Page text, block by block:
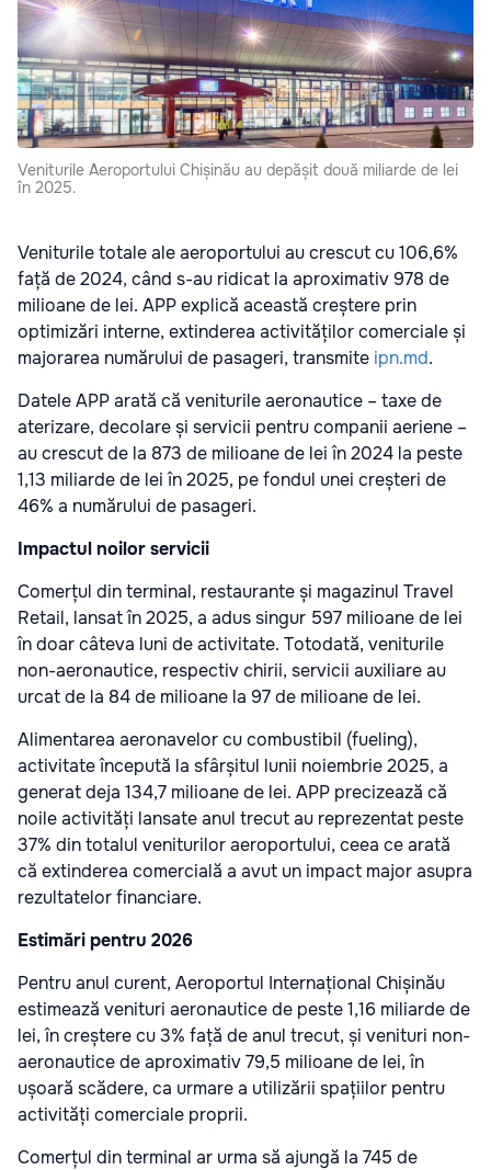
Veniturile Aeroportului Chișinău au depășit două miliarde de lei
în 2025.
Veniturile totale ale aeroportului au crescut cu 106,6%
față de 2024, când s-au ridicat la aproximativ 978 de
milioane de lei. APP explică această creștere prin
optimizări interne, extinderea activităților comerciale și
majorarea numărului de pasageri, transmite ipn.md.
Datele APP arată că veniturile aeronautice – taxe de
aterizare, decolare și servicii pentru companii aeriene –
au crescut de la 873 de milioane de lei în 2024 la peste
1,13 miliarde de lei în 2025, pe fondul unei creșteri de
46% a numărului de pasageri.
Impactul noilor servicii
Comerțul din terminal, restaurante și magazinul Travel
Retail, lansat în 2025, a adus singur 597 milioane de lei
în doar câteva luni de activitate. Totodată, veniturile
non-aeronautice, respectiv chirii, servicii auxiliare au
urcat de la 84 de milioane la 97 de milioane de lei.
Alimentarea aeronavelor cu combustibil (fueling),
activitate începută la sfârșitul lunii noiembrie 2025, a
generat deja 134,7 milioane de lei. APP precizează că
noile activități lansate anul trecut au reprezentat peste
37% din totalul veniturilor aeroportului, ceea ce arată
că extinderea comercială a avut un impact major asupra
rezultatelor financiare.
Estimări pentru 2026
Pentru anul curent, Aeroportul Internațional Chișinău
estimează venituri aeronautice de peste 1,16 miliarde de
lei, în creștere cu 3% față de anul trecut, și venituri non-
aeronautice de aproximativ 79,5 milioane de lei, în
ușoară scădere, ca urmare a utilizării spațiilor pentru
activități comerciale proprii.
Comerțul din terminal ar urma să ajungă la 745 de